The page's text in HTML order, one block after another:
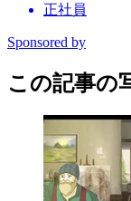
正社員
Sponsored by
この記事の